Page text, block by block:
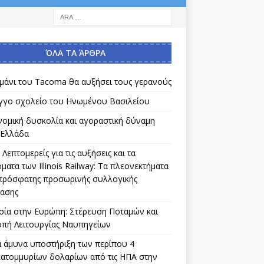
ΌΛΑ ΤΑ ΆΡΘΡΑ
του Tacoma θα αυξήσει τους γερανούς
σχολείο του Ηνωμένου Βασιλείου
δυσκολία και αγοραστική δύναμη
για τις αυξήσεις και τα
των Illinois Railway: Τα πλεονεκτήματα
προσωρινής συλλογικής
στην Ευρώπη: Στέρευση Ποταμών και
Λειτουργίας Ναυπηγείων
άμυνα υποστήριξη των περίπου 4
δολαρίων από τις ΗΠΑ στην